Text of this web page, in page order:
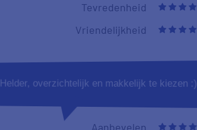
Tevredenheid
Vriendelijkheid
Helder, overzichtelijk en makkelijk te kiezen :)
Aanbevelen